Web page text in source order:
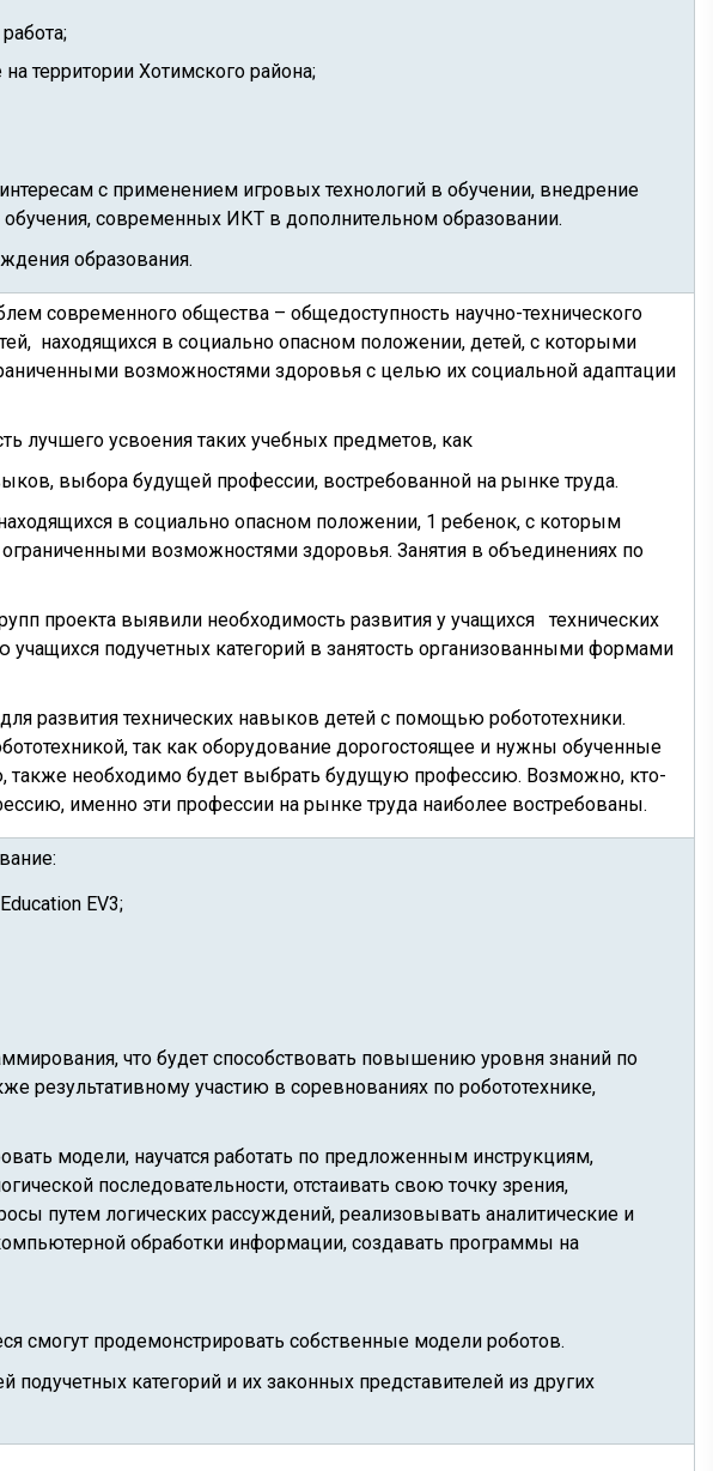
территории Хотимского района;
с применением игровых технологий в обучении, внедрение
современных ИКТ в дополнительном образовании.
образования.
современного общества – общедоступность научно-технического
находящихся в социально опасном положении, детей, с которыми
возможностями здоровья с целью их социальной адаптации
лучшего усвоения таких учебных предметов, как
выбора будущей профессии, востребованной на рынке труда.
в социально опасном положении, 1 ребенок, с которым
возможностями здоровья. Занятия в объединениях по
проекта выявили необходимость развития у учащихся технических
подучетных категорий в занятость организованными формами
развития технических навыков детей с помощью робототехники.
так как оборудование дорогостоящее и нужны обученные
необходимо будет выбрать будущую профессию. Возможно, кто-
именно эти профессии на рынке труда наиболее востребованы.
EV3;
что будет способствовать повышению уровня знаний по
результативному участию в соревнованиях по робототехнике,
модели, научатся работать по предложенным инструкциям,
последовательности, отстаивать свою точку зрения,
путем логических рассуждений, реализовывать аналитические и
обработки информации, создавать программы на
смогут продемонстрировать собственные модели роботов.
категорий и их законных представителей из других